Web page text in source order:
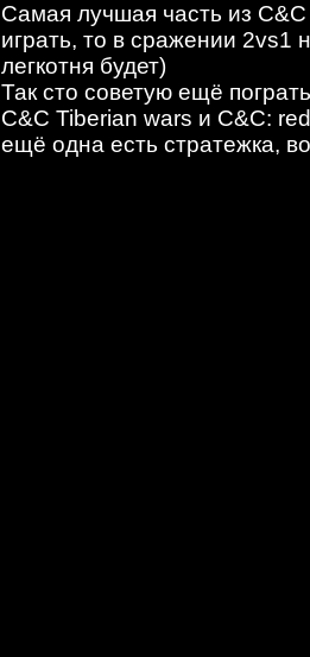
Самая лучшая часть из
играть, то в сражении
легкотня будет)
Так сто советую ещё
C&C Tiberian wars и C&C:
ещё одна есть стратежка,